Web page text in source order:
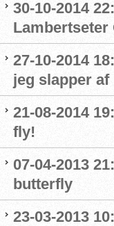
30-10-2014
Lambertseter
27-10-2014
jeg slapper af
21-08-2014
fly!
07-04-2013
butterfly
23-03-2013